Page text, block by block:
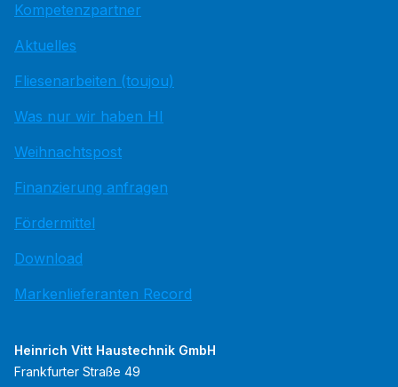
Kompetenzpartner
Aktuelles
Fliesenarbeiten (toujou)
Was nur wir haben HI
Weihnachtspost
Finanzierung anfragen
Fördermittel
Download
Markenlieferanten Record
Heinrich Vitt Haustechnik GmbH
Frankfurter Straße 49